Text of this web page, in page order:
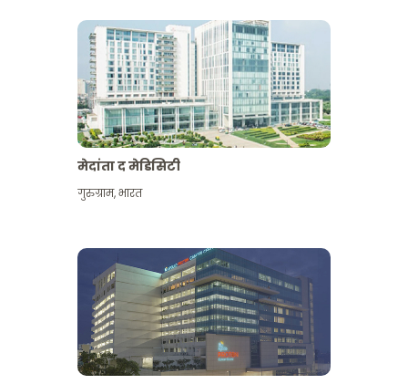
मेदांता द मेडिसिटी
गुरुग्राम,भारत